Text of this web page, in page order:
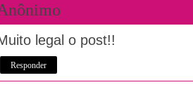
legal o post!!
Responder